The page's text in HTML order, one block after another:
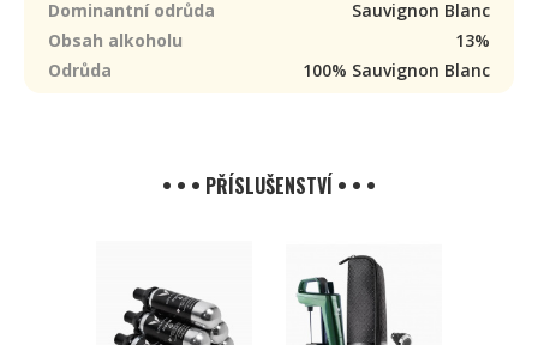
Dominantní odrůda
Sauvignon Blanc
Obsah alkoholu
13%
Odrůda
100% Sauvignon Blanc
• • • PŘÍSLUŠENSTVÍ • • •